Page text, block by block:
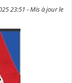
23:51 - Mis à jour le